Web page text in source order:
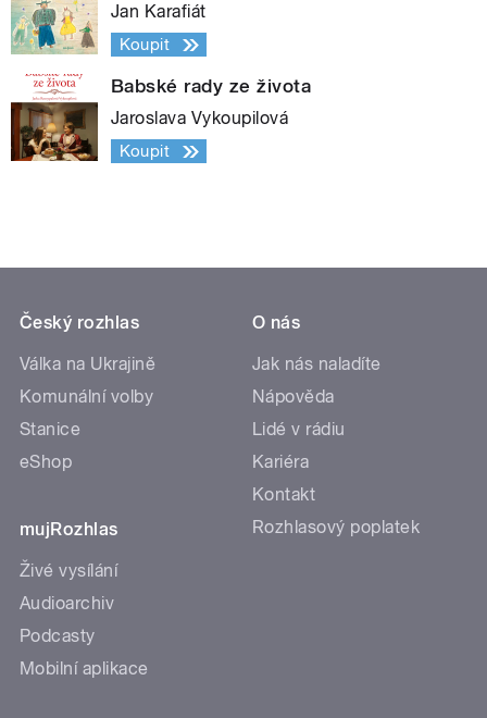
Jan Karafiát
Koupit
Babské rady ze života
Jaroslava Vykoupilová
Koupit
Český rozhlas
Válka na Ukrajině
Komunální volby
Stanice
eShop
mujRozhlas
Živé vysílání
Audioarchiv
Podcasty
Mobilní aplikace
O nás
Jak nás naladíte
Nápověda
Lidé v rádiu
Kariéra
Kontakt
Rozhlasový poplatek